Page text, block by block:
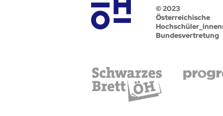
© 2023
Österreichische
Bundesvertretung